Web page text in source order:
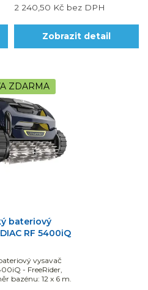
2 240,50 Kč bez DPH
Zobrazit detail
ZDARMA
bateriový
RF 5400iQ
vysavač
- FreeRider,
bazénu: 12 x 6 m.